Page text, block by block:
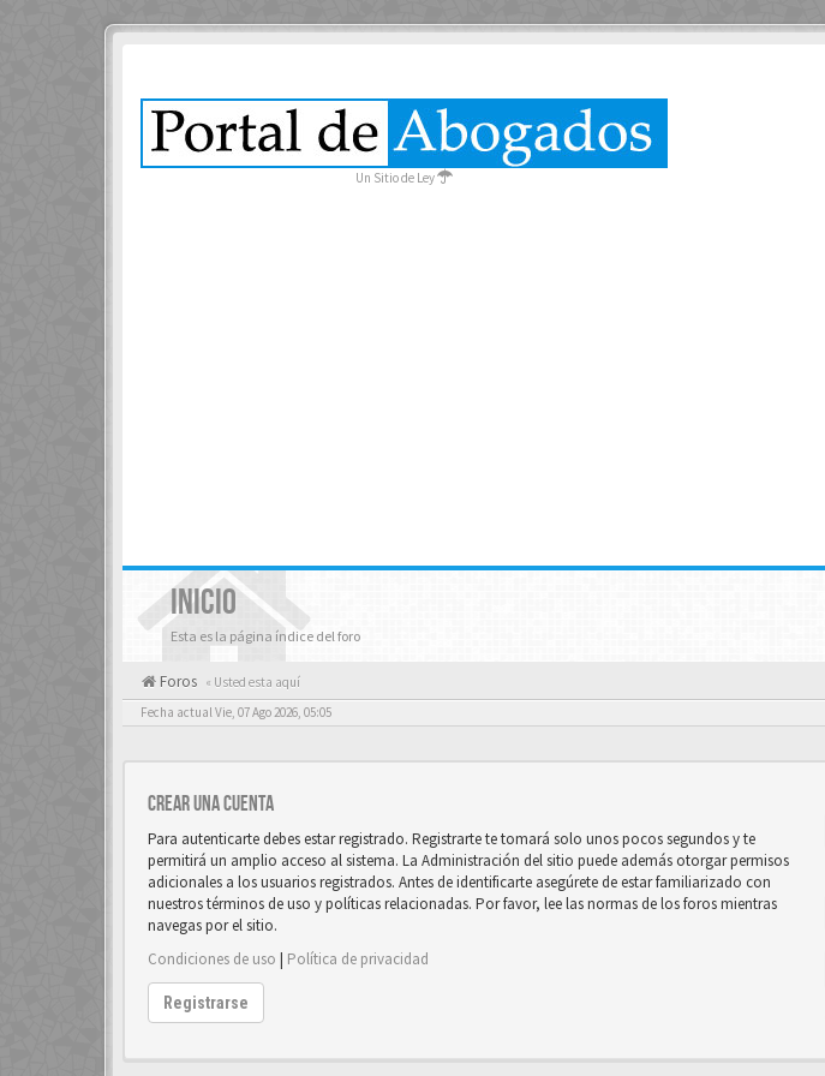
Un Sitio de Ley
INICIO
Esta es la página índice del foro
Foros « Usted esta aquí
Fecha actual Vie, 07 Ago 2026, 05:05
Crear una cuenta
Para autenticarte debes estar registrado. Registrarte te tomará solo unos pocos segundos y te
permitirá un amplio acceso al sistema. La Administración del sitio puede además otorgar permisos
adicionales a los usuarios registrados. Antes de identificarte asegúrete de estar familiarizado con
nuestros términos de uso y políticas relacionadas. Por favor, lee las normas de los foros mientras
navegas por el sitio.
Condiciones de uso | Política de privacidad
Registrarse